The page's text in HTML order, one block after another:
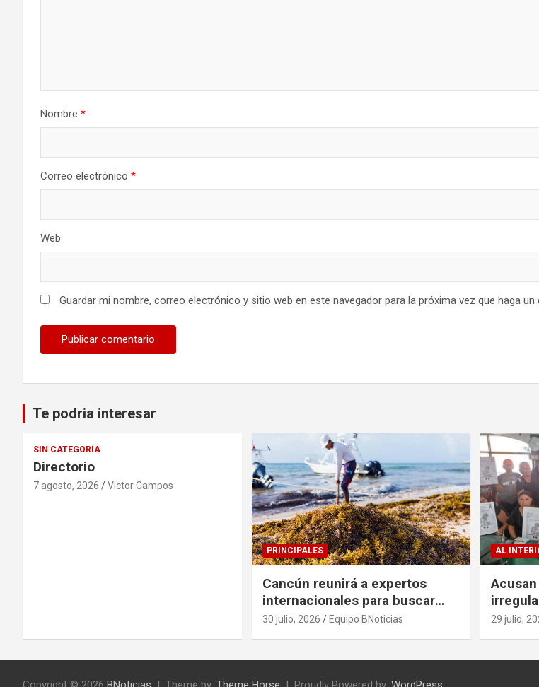
Nombre *
Correo electrónico *
Web
Guardar mi nombre, correo electrónico y sitio web en este navegador para la próxima vez que haga un
Te podria interesar
SIN CATEGORÍA
Directorio
7 agosto, 2026 Victor Campos
PRINCIPALES
Cancún reunirá a expertos
internacionales para buscar
soluciones al problema del
30 julio, 2026 Equipo BNoticias
AL
29 julio,